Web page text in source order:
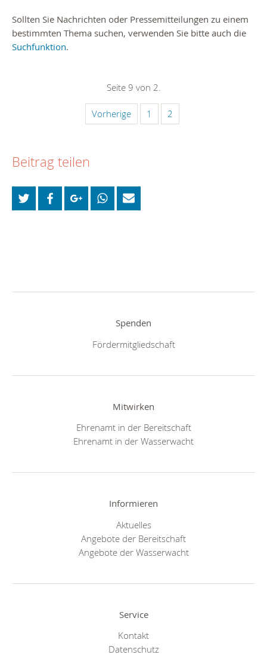
Sollten Sie Nachrichten oder Pressemitteilungen zu einem
bestimmten Thema suchen, verwenden Sie bitte auch die
Suchfunktion.
Seite 9 von 2.
Vorherige 1 2
Beitrag teilen
Spenden
Fördermitgliedschaft
Mitwirken
Ehrenamt in der Bereitschaft
Ehrenamt in der Wasserwacht
Informieren
Aktuelles
Angebote der Bereitschaft
Angebote der Wasserwacht
Service
Kontakt
Datenschutz